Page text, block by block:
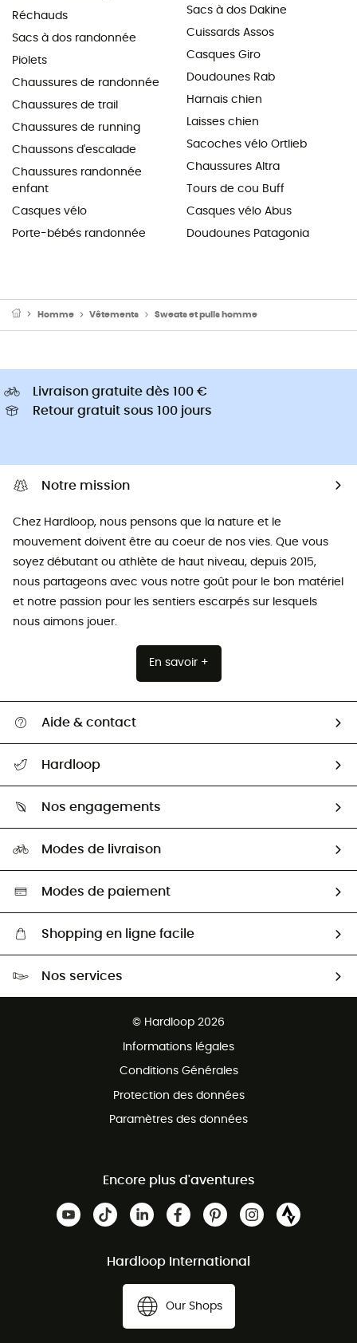
Réchauds
Sacs à dos randonnée
Piolets
Chaussures de randonnée
Chaussures de trail
Chaussures de running
Chaussons d'escalade
Chaussures randonnée
enfant
Casques vélo
Porte-bébés randonnée
Sacs à dos Dakine
Cuissards Assos
Casques Giro
Doudounes Rab
Harnais chien
Laisses chien
Sacoches vélo Ortlieb
Chaussures Altra
Tours de cou Buff
Casques vélo Abus
Doudounes Patagonia
Homme Vêtements Sweats et pulls homme
Livraison gratuite dès 100 €
Retour gratuit sous 100 jours
Notre mission
Chez Hardloop, nous pensons que la nature et le
mouvement doivent être au coeur de nos vies. Que vous
soyez débutant ou athlète de haut niveau, depuis 2015,
nous partageons avec vous notre goût pour le bon matériel
et notre passion pour les sentiers escarpés sur lesquels
nous aimons jouer.
En savoir +
Aide & contact
Retour & remboursement
Guide des tailles
Seconde Main
Aide & Contact
Hardloop
HardGuides
Nos engagements
Sélection éco-responsable
Modes de livraison
Modes de paiement
Shopping en ligne facile
Nos services
© Hardloop 2026
Informations légales
Conditions Générales
Protection des données
Paramètres des données
Encore plus d'aventures
Hardloop International
Our Shops